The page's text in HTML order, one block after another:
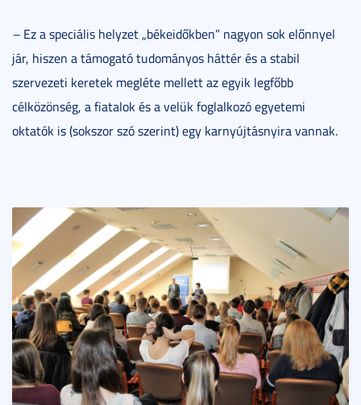
– Ez a speciális helyzet „békeidőkben” nagyon sok előnnyel
jár, hiszen a támogató tudományos háttér és a stabil
szervezeti keretek megléte mellett az egyik legfőbb
célközönség, a fiatalok és a velük foglalkozó egyetemi
oktatók is (sokszor szó szerint) egy karnyújtásnyira vannak.